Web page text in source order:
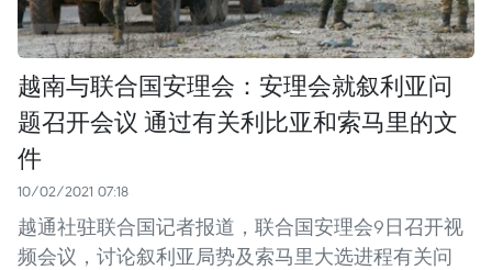
越南与联合国安理会：安理会就叙利亚问
题召开会议 通过有关利比亚和索马里的文
件
10/02/2021 07:18
越通社驻联合国记者报道，联合国安理会9日召开视
频会议，讨论叙利亚局势及索马里大选进程有关问